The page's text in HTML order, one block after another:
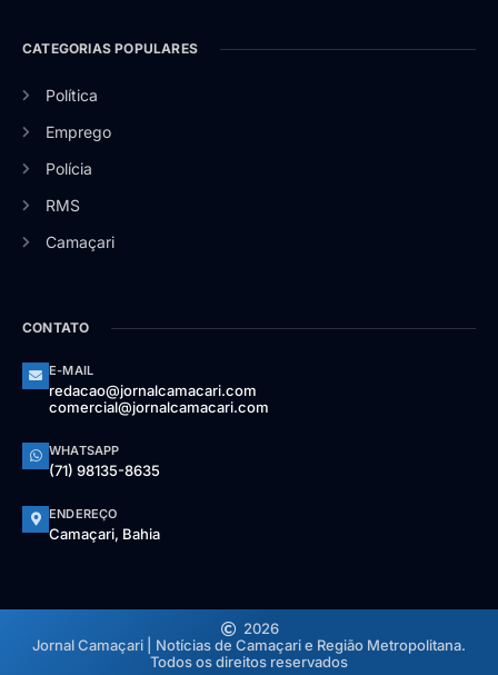
CATEGORIAS POPULARES
Política
Emprego
Polícia
RMS
Camaçari
CONTATO
E-MAIL
redacao@jornalcamacari.com
comercial@jornalcamacari.com
WHATSAPP
(71) 98135-8635
ENDEREÇO
Camaçari, Bahia
2026
Jornal Camaçari | Notícias de Camaçari e Região Metropolitana.
Todos os direitos reservados